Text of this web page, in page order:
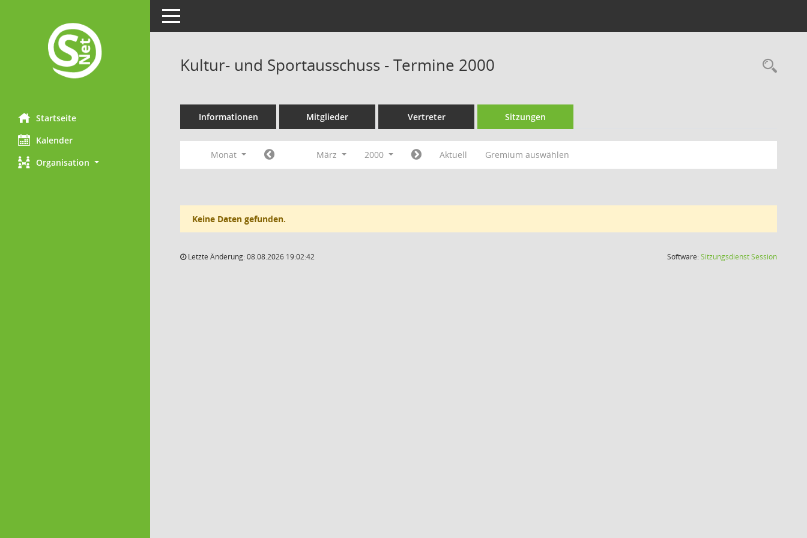
Startseite
Kalender
Organisation
Toggle navigation
Kultur- und Sportausschuss - Termine 2000
Informationen Mitglieder Vertreter Sitzungen
Monat März 2000 Aktuell Gremium auswählen
Keine Daten gefunden.
Letzte Änderung: 08.08.2026 19:02:42 Software:SitzungsdienstSession(Wird in